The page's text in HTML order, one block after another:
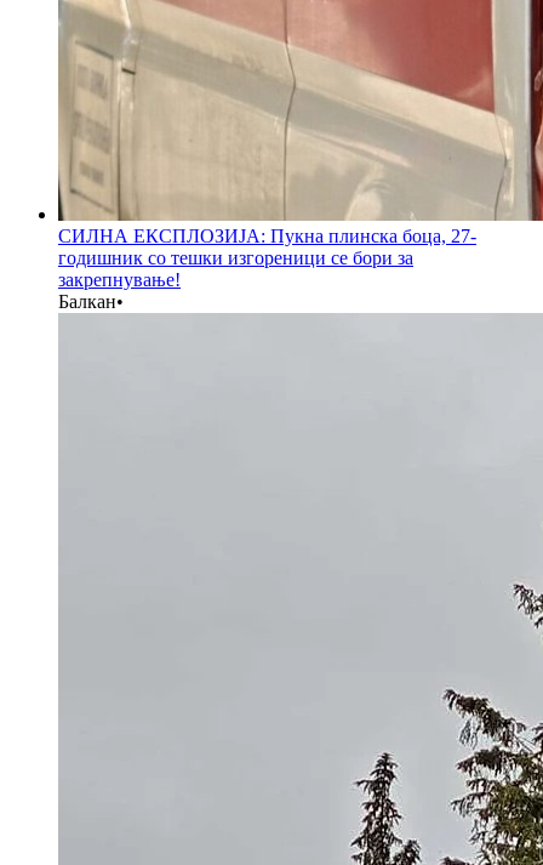
СИЛНА ЕКСПЛОЗИЈА: Пукна плинска боца, 27-
годишник со тешки изгореници се бори за
закрепнување!
Балкан•